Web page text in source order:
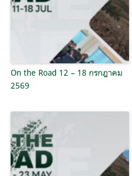
On the Road 12 – 18 กรกฎาคม
2569